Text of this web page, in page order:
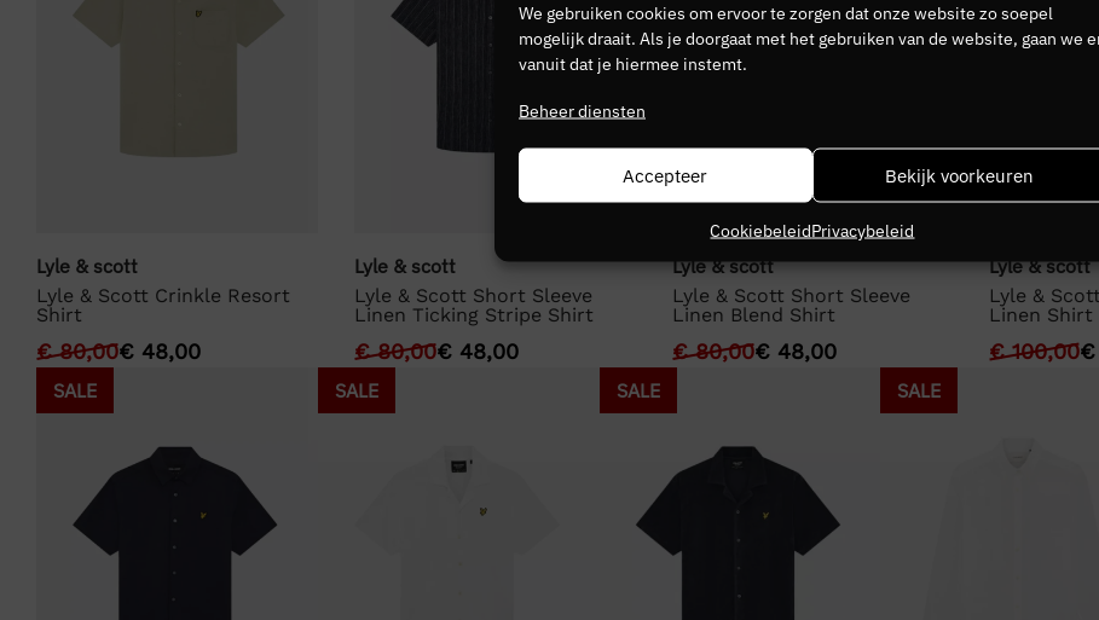
We gebruiken cookies om ervoor te zorgen dat onze website zo soepel
mogelijk draait. Als je doorgaat met het gebruiken van de website, gaan we
vanuit dat je hiermee instemt.
Beheer diensten
Accepteer Bekijk voorkeuren
CookiebeleidPrivacybeleid
Lyle & scott
Lyle & Scott Crinkle Resort
Shirt
€80,00€48,00
Lyle & scott
Lyle & Scott Short Sleeve
Linen Ticking Stripe Shirt
€80,00€48,00
Lyle & scott
Lyle & Scott Short Sleeve
Linen Blend Shirt
€80,00€48,00
Lyle & scott
Lyle &
Linen Shirt
€100,00€
SALE SALE SALE SALE